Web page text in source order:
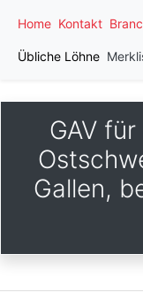
Home Kontakt
Übliche Löhne
GAV
Gallen,